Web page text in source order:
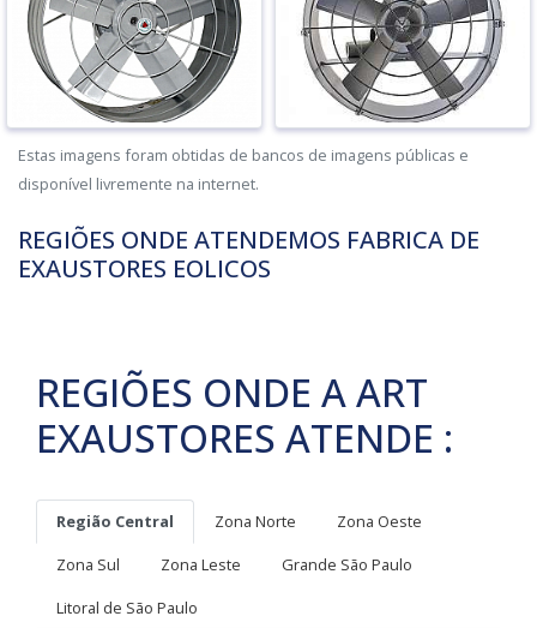
Estas imagens foram obtidas de bancos de imagens públicas e
disponível livremente na internet.
REGIÕES ONDE ATENDEMOS FABRICA DE
EXAUSTORES EOLICOS
REGIÕES ONDE A ART
EXAUSTORES ATENDE :
Região Central Zona Norte
Zona Oeste
Zona Sul
Zona Leste
Grande São Paulo
Litoral de São Paulo